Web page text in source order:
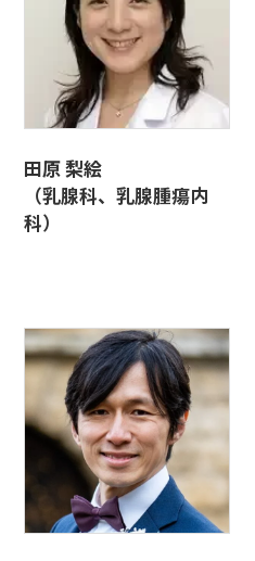
田原 梨絵
（乳腺科、乳腺腫瘍内
科）